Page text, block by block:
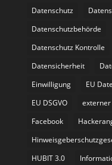
Datenschutz
Datenschutzbehörde
Datenschutz Kontrolle
Datensicherheit
Einwilligung
EU
EU DSGVO
Facebook
HUBIT 3.0